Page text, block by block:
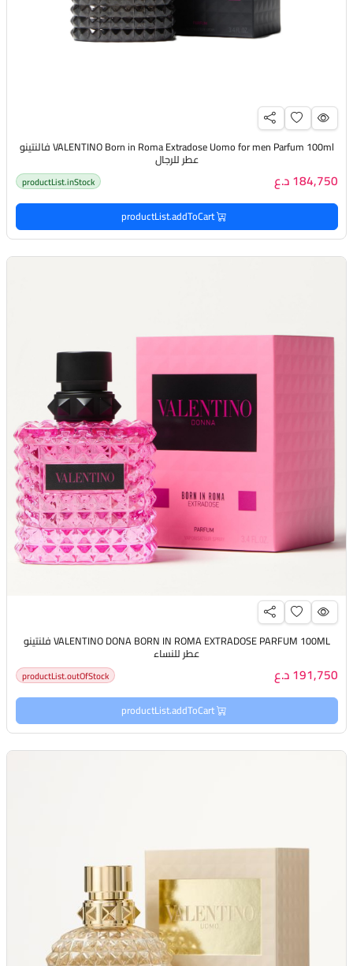
VALENTINO Born in Roma Extradose Uomo for men Parfum 100ml فالنتينو
عطر للرجال
184,750 د.ع productList.inStock
productList.addToCart
VALENTINO DONA BORN IN ROMA EXTRADOSE PARFUM 100ML فلنتينو
عطر للنساء
191,750 د.ع productList.outOfStock
productList.addToCart